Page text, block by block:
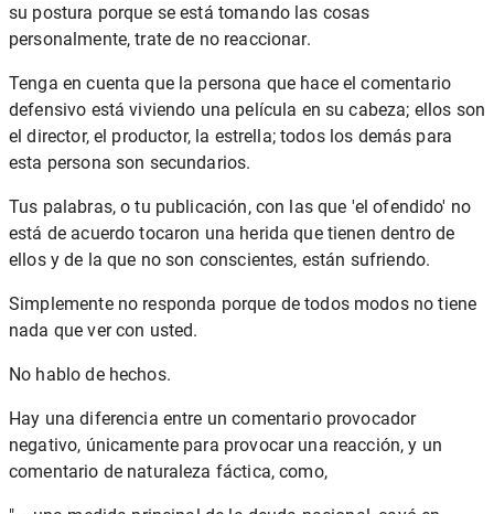
su postura porque se está tomando las cosas
personalmente, trate de no reaccionar.
Tenga en cuenta que la persona que hace el comentario
defensivo está viviendo una película en su cabeza; ellos son
el director, el productor, la estrella; todos los demás para
esta persona son secundarios.
Tus palabras, o tu publicación, con las que 'el ofendido' no
está de acuerdo tocaron una herida que tienen dentro de
ellos y de la que no son conscientes, están sufriendo.
Simplemente no responda porque de todos modos no tiene
nada que ver con usted.
No hablo de hechos.
Hay una diferencia entre un comentario provocador
negativo, únicamente para provocar una reacción, y un
comentario de naturaleza fáctica, como,